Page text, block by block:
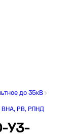
до 35кВ
ВНА, РВ, РЛНД
У3-